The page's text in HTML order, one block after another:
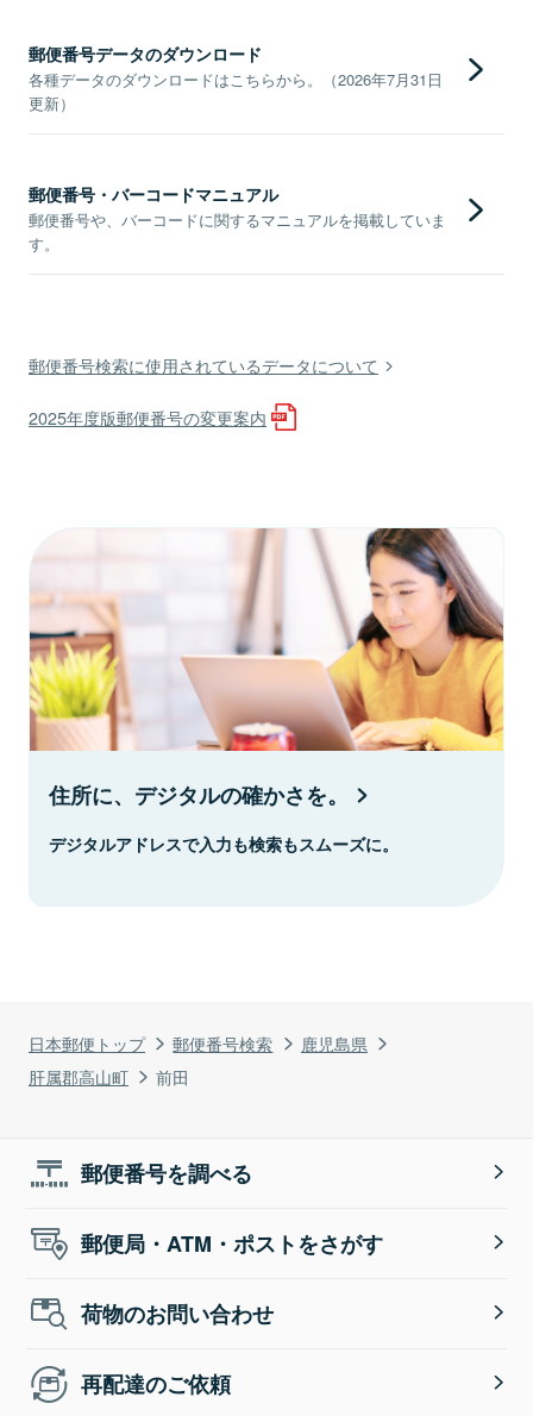
日本郵便トップ 郵便番号検索
鹿児島県
肝属郡高山町
前田
郵便番号データのダウンロード
各種データのダウンロードはこちらから。（2026年7月31日
更新）
郵便番号・バーコードマニュアル
郵便番号や、バーコードに関するマニュアルを掲載していま
す。
郵便番号検索に使用されているデータについて
2025年度版郵便番号の変更案内
住所に、デジタルの確かさを。
デジタルアドレスで入力も検索もスムーズに。
郵便番号を調べる
郵便局・ATM・ポストをさがす
荷物のお問い合わせ
再配達のご依頼